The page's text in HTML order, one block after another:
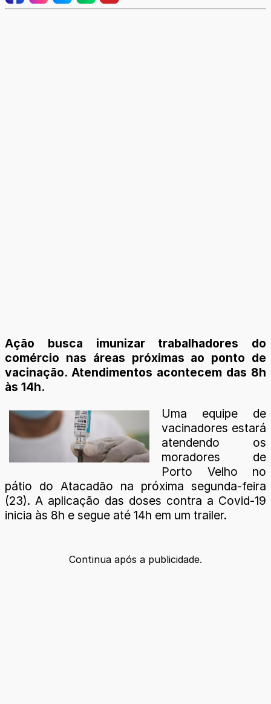
Ação busca imunizar trabalhadores do
comércio nas áreas próximas ao ponto de
vacinação. Atendimentos acontecem das 8h
às 14h.
Uma equipe de
vacinadores estará
atendendo os
moradores de
Porto Velho no
pátio do Atacadão na próxima segunda-feira
(23). A aplicação das doses contra a Covid-19
inicia às 8h e segue até 14h em um trailer.
Continua após a publicidade.